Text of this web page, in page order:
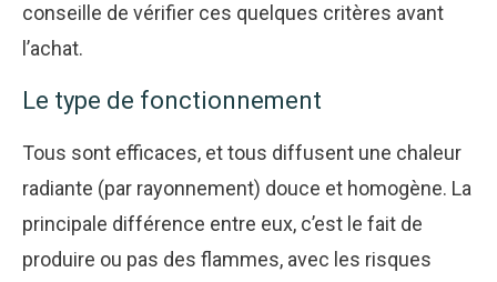
conseille de vérifier ces quelques critères avant
l’achat.
Le type de fonctionnement
Tous sont efficaces, et tous diffusent une chaleur
radiante (par rayonnement) douce et homogène. La
principale différence entre eux, c’est le fait de
produire ou pas des flammes, avec les risques